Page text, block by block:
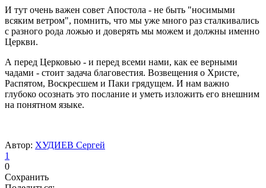
И тут очень важен совет Апостола - не быть "носимыми
всяким ветром", помнить, что мы уже много раз сталкивались
с разного рода ложью и доверять мы можем и должны именно
Церкви.
А перед Церковью - и перед всеми нами, как ее верными
чадами - стоит задача благовестия. Возвещения о Христе,
Распятом, Воскресшем и Паки грядущем. И нам важно
глубоко осознать это послание и уметь изложить его внешним
на понятном языке.
Автор: ХУДИЕВ Сергей
1
0
Сохранить